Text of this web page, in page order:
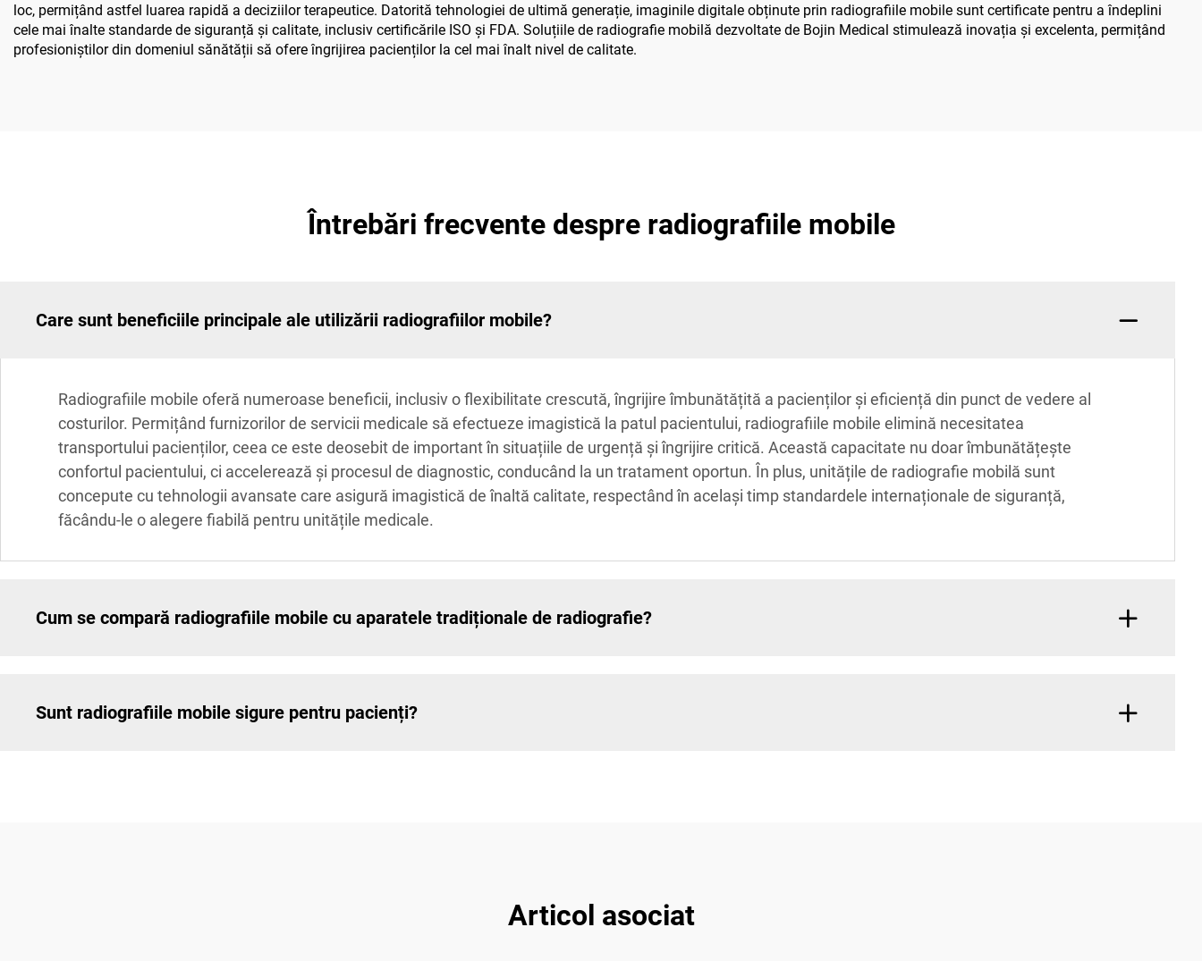
loc, permițând astfel luarea rapidă a deciziilor terapeutice. Datorită tehnologiei de ultimă generație, imaginile digitale obținute prin radiografiile mobile sunt certificate pentru a îndeplini
cele mai înalte standarde de siguranță și calitate, inclusiv certificările ISO și FDA. Soluțiile de radiografie mobilă dezvoltate de Bojin Medical stimulează inovația și excelenta, permițând
profesioniștilor din domeniul sănătății să ofere îngrijirea pacienților la cel mai înalt nivel de calitate.
Întrebări frecvente despre radiografiile mobile
Care sunt beneficiile principale ale utilizării radiografiilor mobile?
Radiografiile mobile oferă numeroase beneficii, inclusiv o flexibilitate crescută, îngrijire îmbunătățită a pacienților și eficiență din punct de vedere al
costurilor. Permițând furnizorilor de servicii medicale să efectueze imagistică la patul pacientului, radiografiile mobile elimină necesitatea
transportului pacienților, ceea ce este deosebit de important în situațiile de urgență și îngrijire critică. Această capacitate nu doar îmbunătățește
confortul pacientului, ci accelerează și procesul de diagnostic, conducând la un tratament oportun. În plus, unitățile de radiografie mobilă sunt
concepute cu tehnologii avansate care asigură imagistică de înaltă calitate, respectând în același timp standardele internaționale de siguranță,
făcându-le o alegere fiabilă pentru unitățile medicale.
Cum se compară radiografiile mobile cu aparatele tradiționale de radiografie?
Sunt radiografiile mobile sigure pentru pacienți?
Articol asociat